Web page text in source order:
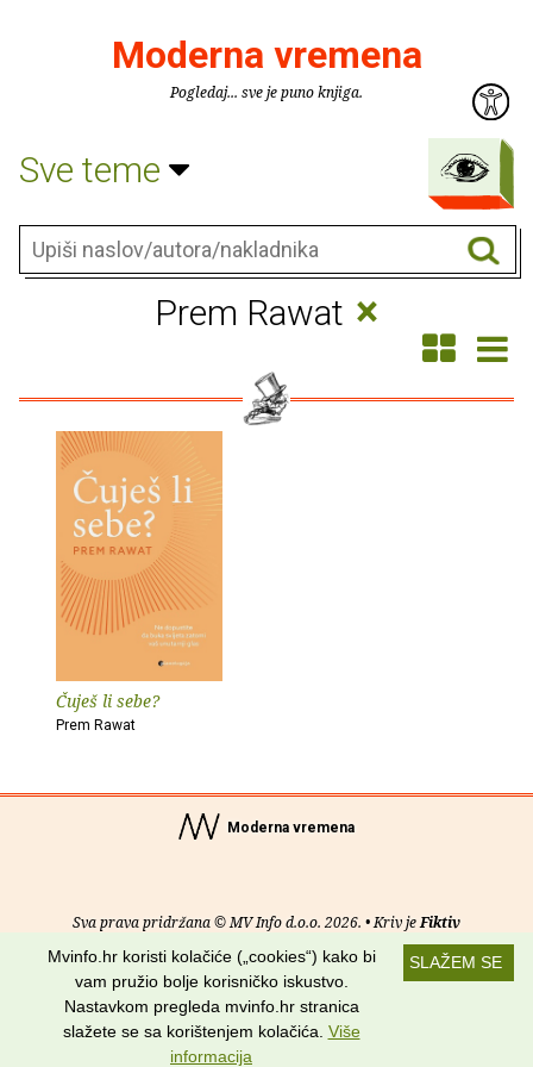
Moderna vremena
Pogledaj... sve je puno knjiga.
Sve teme
Prem Rawat ×
Čuješ li sebe?
Prem Rawat
Moderna vremena
Sva prava pridržana © MV Info d.o.o. 2026. • Kriv jeFiktiv
Uvjeti korištenja RSS kanali
Potraži nas na:
SLAŽEM SE
Mvinfo.hr koristi kolačiće („cookies“) kako bi
vam pružio bolje korisničko iskustvo.
Nastavkom pregleda mvinfo.hr stranica
slažete se sa korištenjem kolačića. Više
informacija